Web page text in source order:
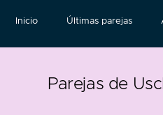
Inicio Últimas parejas
Parejas de